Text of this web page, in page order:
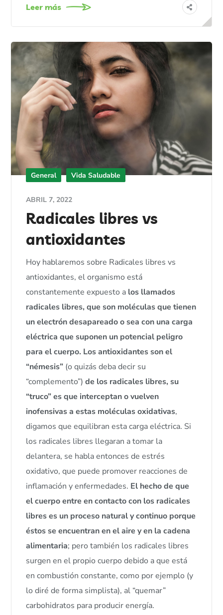
Leer más
General Vida Saludable
ABRIL 7, 2022
Radicales libres vs
antioxidantes
Hoy hablaremos sobre Radicales libres vs
antioxidantes, el organismo está
constantemente expuesto a los llamados
radicales libres, que son moléculas que tienen
un electrón desapareado o sea con una carga
eléctrica que suponen un potencial peligro
para el cuerpo. Los antioxidantes son el
“némesis” (o quizás deba decir su
“complemento”)de los radicales libres, su
“truco” es que interceptan o vuelven
inofensivas a estas moléculas oxidativas,
digamos que equilibran esta carga eléctrica. Si
los radicales libres llegaran a tomar la
delantera, se habla entonces de estrés
oxidativo, que puede promover reacciones de
inflamación y enfermedades. El hecho de que
el cuerpo entre en contacto con los radicales
libres es un proceso natural y continuo porque
éstos se encuentran en el aire y en la cadena
alimentaria; pero también los radicales libres
surgen en el propio cuerpo debido a que está
en combustión constante, como por ejemplo (y
lo diré de forma simplista), al “quemar”
carbohidratos para producir energía.